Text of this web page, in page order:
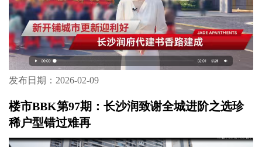
发布日期：2026-02-09
楼市BBK第97期：长沙润致谢全城进阶之选珍
稀户型错过难再